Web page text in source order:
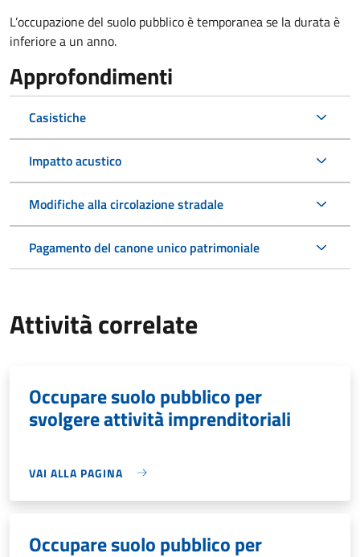
L’occupazione del suolo pubblico è temporanea se la durata è
inferiore a un anno.
Approfondimenti
Casistiche
Impatto acustico
Modifiche alla circolazione stradale
Pagamento del canone unico patrimoniale
Attività correlate
Occupare suolo pubblico per
svolgere attività imprenditoriali
VAI ALLA PAGINA
Occupare suolo pubblico per